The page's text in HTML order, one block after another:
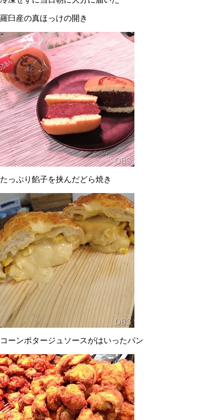
羅臼産の真ほっけの開き
たっぷり餡子を挟んだどら焼き
コーンポタージュソースがはいったパン